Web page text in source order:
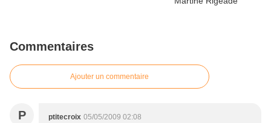
Commentaires
Ajouter un commentaire
P ptitecroix 05/05/2009 02:08